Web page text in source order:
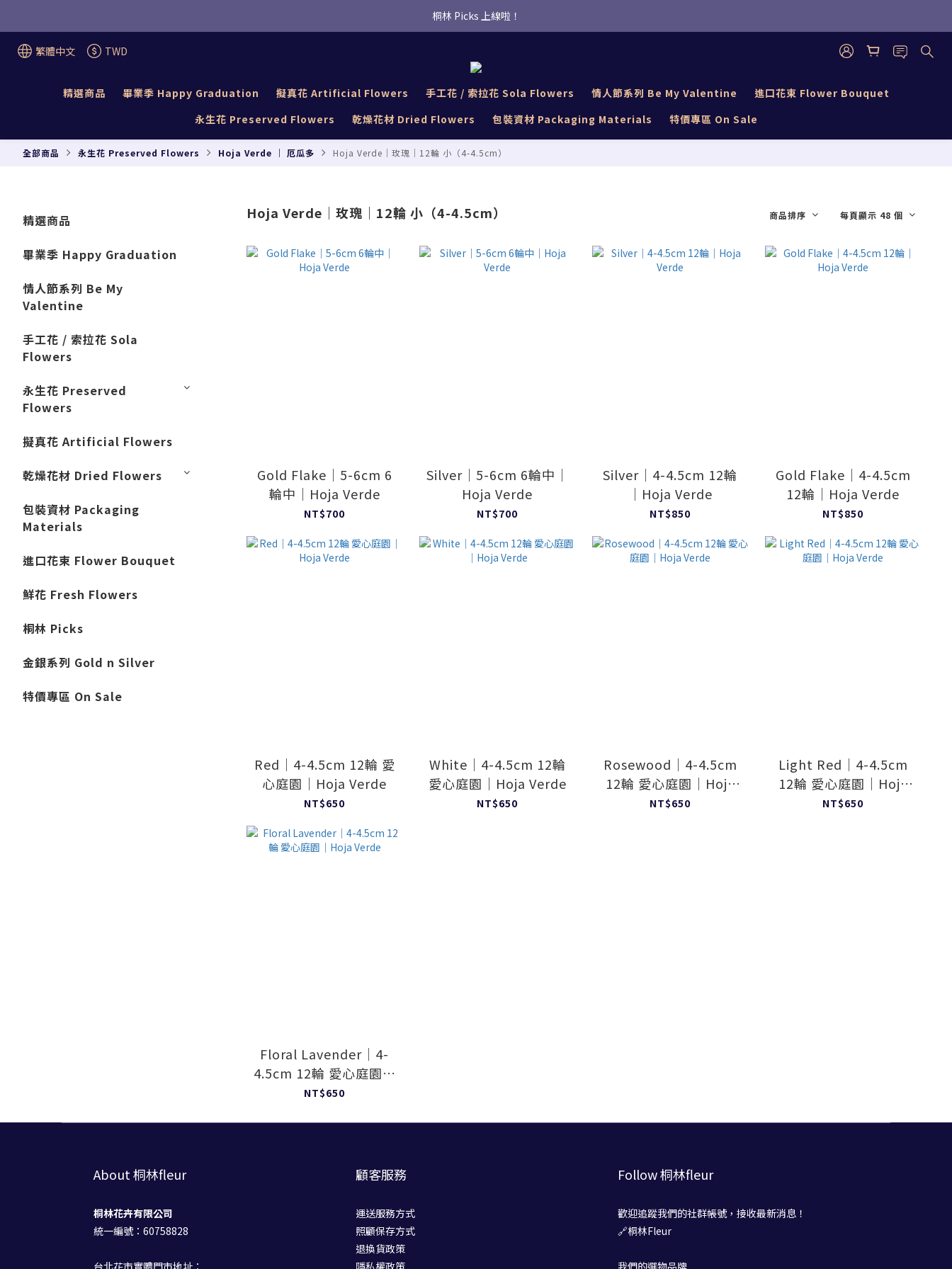
桐林 Picks 上線啦！
桐林 Picks 上線啦！
繁體中文 TWD
精選商品 畢業季 Happy Graduation 擬真花 Artificial Flowers 手工花 / 索拉花 Sola Flowers 情人節系列 Be My Valentine
進口花束 Flower Bouquet
永生花 Preserved Flowers
乾燥花材 Dried Flowers 包裝資材 Packaging Materials 特價專區 On Sale
全部商品 永生花 Preserved Flowers Hoja Verde ｜ 厄瓜多 Hoja Verde｜玫瑰｜12輪 小（4-4.5cm）
精選商品
畢業季 Happy Graduation
情人節系列 Be My
Valentine
手工花 / 索拉花 Sola
Flowers
永生花 Preserved
Flowers
擬真花 Artificial Flowers
乾燥花材 Dried Flowers
包裝資材 Packaging
Materials
進口花束 Flower Bouquet
鮮花 Fresh Flowers
桐林 Picks
金銀系列 Gold n Silver
特價專區 On Sale
Hoja Verde｜玫瑰｜12輪 小（4-4.5cm） 商品排序 每頁顯示 48 個
Gold Flake｜5-6cm 6
輪中｜Hoja Verde
NT$700
Silver｜5-6cm 6輪中｜
Hoja Verde
NT$700
Silver｜4-4.5cm 12輪
｜Hoja Verde
NT$850
Gold Flake｜4-4.5cm
12輪｜Hoja Verde
NT$850
Red｜4-4.5cm 12輪 愛
心庭園｜Hoja Verde
NT$650
White｜4-4.5cm 12輪
愛心庭園｜Hoja Verde
NT$650
Rosewood｜4-4.5cm
12輪 愛心庭園｜Hoja
Verde
NT$650
Light Red｜4-4.5cm
12輪 愛心庭園｜Hoja
Verde
NT$650
Floral Lavender｜4-
4.5cm 12輪 愛心庭園｜
Hoja Verde
NT$650
About 桐林fleur
桐林花卉有限公司
統一編號：60758828
顧客服務
運送服務方式
照顧保存方式
退換貨政策
Follow 桐林fleur
歡迎追蹤我們的社群帳號，接收最新消息！
🔗桐林Fleur